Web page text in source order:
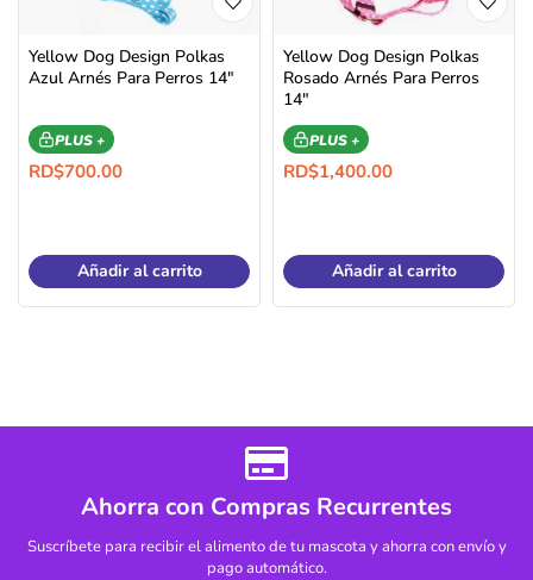
Yellow Dog Design Polkas
Azul Arnés Para Perros 14″
PLUS +
RD$700.00
Añadir al carrito
Yellow Dog Design Polkas
Rosado Arnés Para Perros
14″
PLUS +
RD$1,400.00
Añadir al carrito
Ahorra con Compras Recurrentes
Suscríbete para recibir el alimento de tu mascota y ahorra con envío y
pago automático.